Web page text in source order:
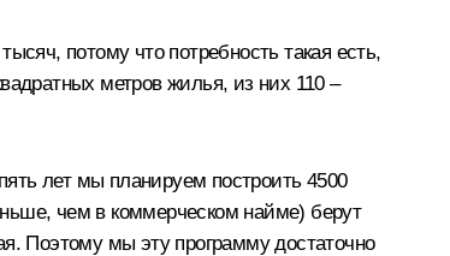
потому что потребность такая есть,
метров жилья, из них 110 –
лет мы планируем построить 4500
чем в коммерческом найме) берут
Поэтому мы эту программу достаточно